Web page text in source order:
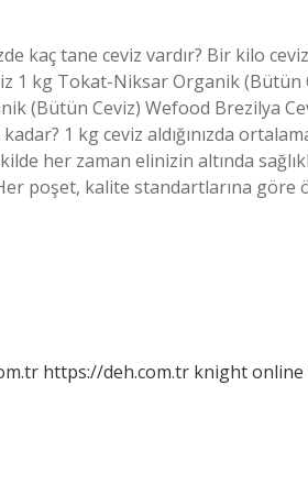
kaç tane ceviz vardır? Bir kilo
1 kg Tokat-Niksar Organik (Bütün
(Bütün Ceviz) Wefood Brezilya
1 kg ceviz aldığınızda
her zaman elinizin altında
poşet, kalite standartlarına göre
https://deh.com.tr knight online